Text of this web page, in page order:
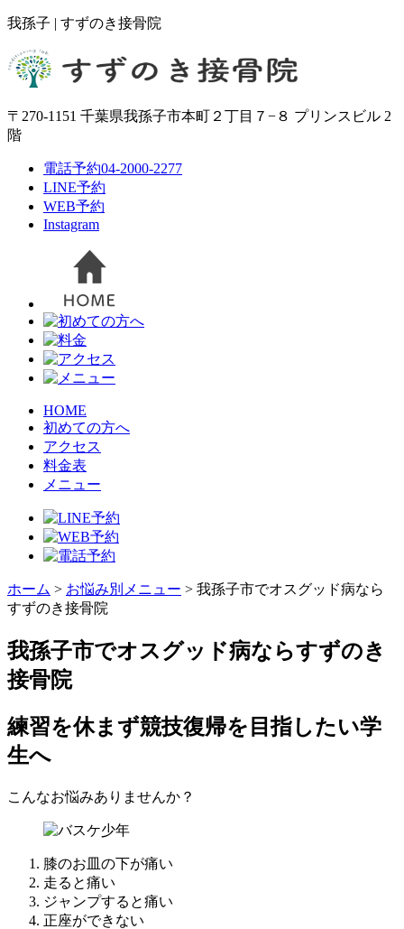
我孫子 | すずのき接骨院
〒270-1151 千葉県我孫子市本町２丁目７−８ プリンスビル 2
階
電話予約04-2000-2277
LINE予約
WEB予約
Instagram
HOME
初めての方へ
アクセス
料金表
メニュー
ホーム > お悩み別メニュー > 我孫子市でオスグッド病なら
すずのき接骨院
我孫子市でオスグッド病ならすずのき
接骨院
練習を休まず競技復帰を目指したい学
生へ
こんなお悩みありませんか？
膝のお皿の下が痛い
走ると痛い
ジャンプすると痛い
正座ができない